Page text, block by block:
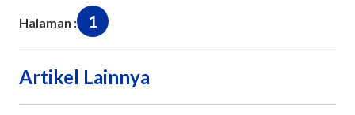
Halaman : 1
Artikel Lainnya